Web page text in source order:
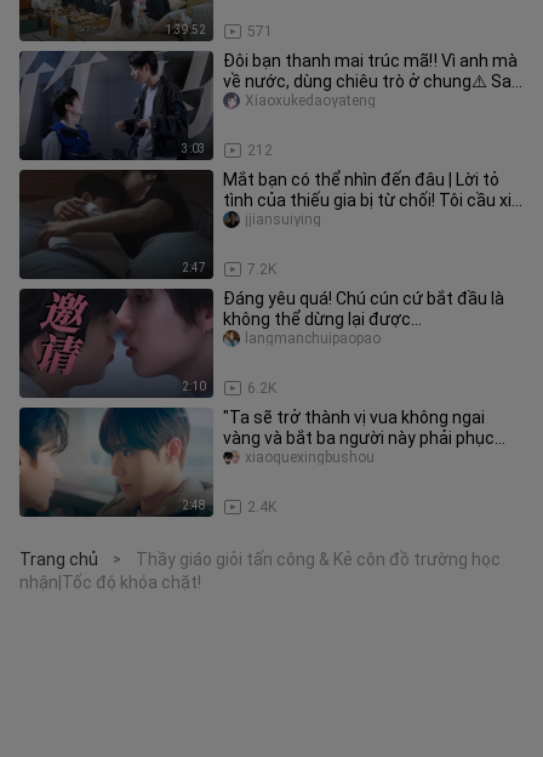
1:39:52 571
3:03
Đôi bạn thanh mai trúc mã‼️ Vì anh mà
về nước, dùng chiêu trò ở chung⚠️ Say
xỉn rồi lại gần?! Showbi
212
Xiaoxukedaoyateng
2:47
Mắt bạn có thể nhìn đến đâu | Lời tỏ
tình của thiếu gia bị từ chối! Tôi cầu xin
người vệ sĩ nhỏ khôn
7.2K
jjiansuiying
2:10
Đáng yêu quá! Chú cún cứ bắt đầu là
không thể dừng lại được…
6.2K
langmanchuipaopao
2:48
"Ta sẽ trở thành vị vua không ngai
vàng và bắt ba người này phải phục
tùng ta." Chàng trai say đắm t
2.4K
xiaoquexingbushou
Trang chủ >
Thầy giáo giỏi tấn công & Kẻ côn đồ trường học
nhận|Tốc độ khóa chặt!